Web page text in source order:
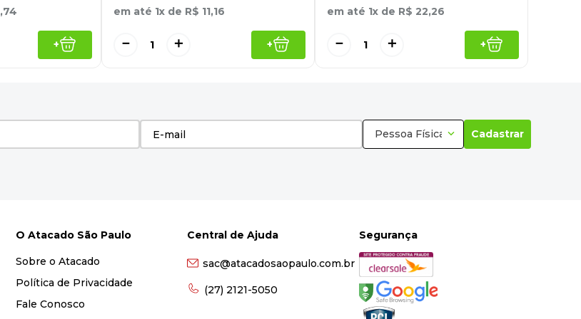
,74
+
em até 1x de R$ 11,16
＋
－ +
em até 1x de R$ 22,26
＋
－ +
Pessoa Física Cadastrar
O Atacado São Paulo
Sobre o Atacado
Política de Privacidade
Fale Conosco
Central de Ajuda
sac@atacadosaopaulo.com.br
(27) 2121-5050
Segurança